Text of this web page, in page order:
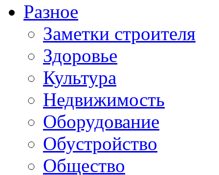
Разное
Заметки строителя
Здоровье
Культура
Недвижимость
Оборудование
Обустройство
Общество